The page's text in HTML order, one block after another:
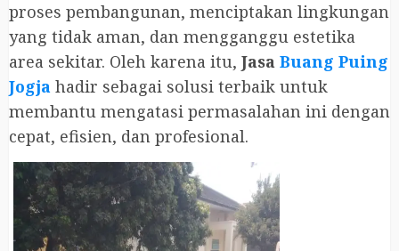
proses pembangunan, menciptakan lingkungan
yang tidak aman, dan mengganggu estetika
area sekitar. Oleh karena itu, Jasa Buang Puing
Jogja hadir sebagai solusi terbaik untuk
membantu mengatasi permasalahan ini dengan
cepat, efisien, dan profesional.